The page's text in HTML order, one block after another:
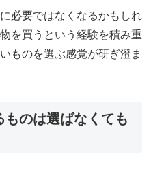
必要ではなくなるかもしれ
を買うという経験を積み重
ものを選ぶ感覚が研ぎ澄ま
のは選ばなくても